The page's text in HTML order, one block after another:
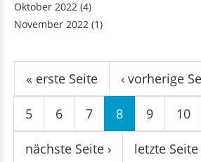
Oktober 2022 (4)
November 2022 (1)
Seiten
« erste Seite ‹ vorherige
5 6 7 8 9 10
nächste Seite › letzte Seite